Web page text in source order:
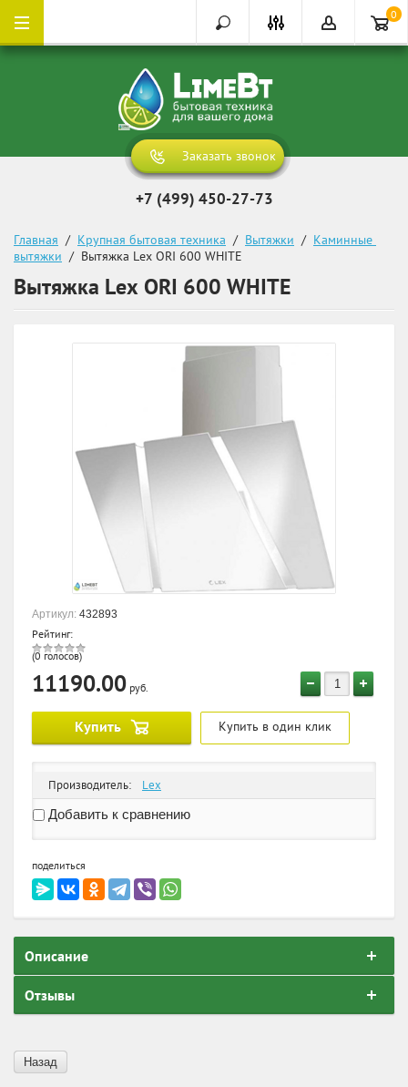
0
Заказать звонок
+7 (499) 450-27-73
Главная
  /
Крупная бытовая техника
  /
Вытяжки
  /
Каминные
вытяжки
  /  Вытяжка Lex ORI 600 WHITE
Вытяжка Lex ORI 600 WHITE
Артикул: 432893
Рейтинг:
(0 голосов)
11190.00 руб.
Купить Купить в один клик
Производитель:
Lex
Добавить к сравнению
поделиться
Описание
Отзывы
Назад